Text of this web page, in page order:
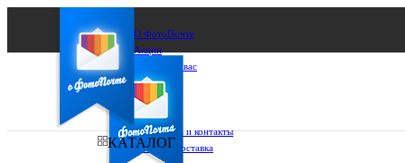
О ФотоПочте
Акции
Сделаем за вас
Бизнесу
FAQ
Франшиза
Поддержка и контакты
Оплата и доставка
КАТАЛОГ